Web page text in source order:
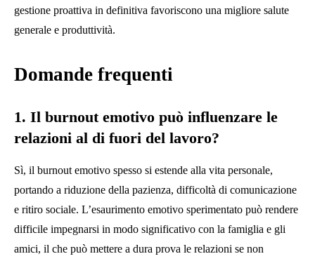
gestione proattiva in definitiva favoriscono una migliore salute
generale e produttività.
Domande frequenti
1. Il burnout emotivo può influenzare le
relazioni al di fuori del lavoro?
Sì, il burnout emotivo spesso si estende alla vita personale,
portando a riduzione della pazienza, difficoltà di comunicazione
e ritiro sociale. L’esaurimento emotivo sperimentato può rendere
difficile impegnarsi in modo significativo con la famiglia e gli
amici, il che può mettere a dura prova le relazioni se non